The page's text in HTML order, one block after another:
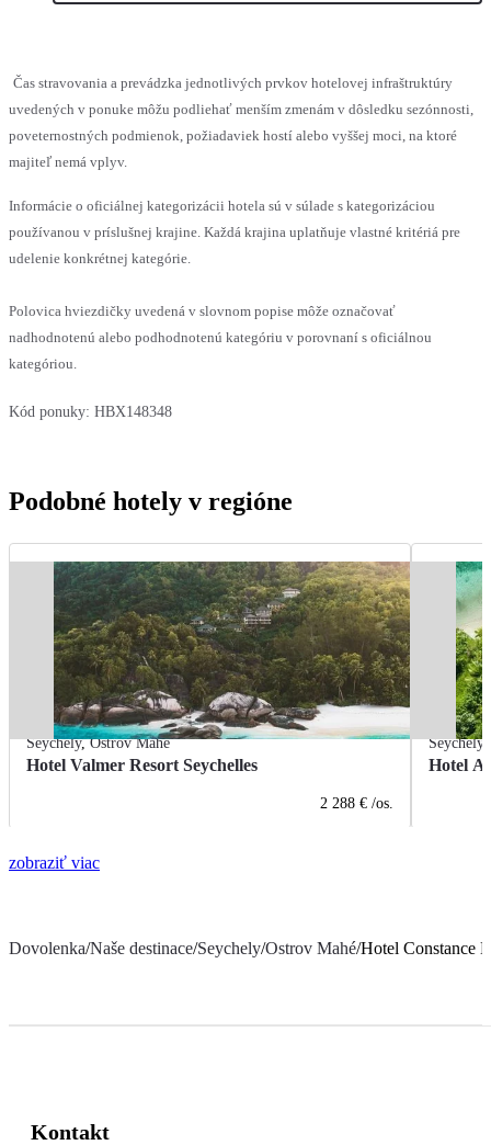
Čas stravovania a prevádzka jednotlivých prvkov hotelovej infraštruktúry
uvedených v ponuke môžu podliehať menším zmenám v dôsledku sezónnosti,
poveternostných podmienok, požiadaviek hostí alebo vyššej moci, na ktoré
majiteľ nemá vplyv.
Informácie o oficiálnej kategorizácii hotela sú v súlade s kategorizáciou
používanou v príslušnej krajine. Každá krajina uplatňuje vlastné kritériá pre
udelenie konkrétnej kategórie.
Polovica hviezdičky uvedená v slovnom popise môže označovať
nadhodnotenú alebo podhodnotenú kategóriu v porovnaní s oficiálnou
kategóriou.
Kód ponuky: HBX148348
Podobné hotely v regióne
Seychely,Ostrov Mahé
Hotel Valmer Resort Seychelles
2 288 € /os.
Seychely
Hotel
zobraziť viac
Dovolenka/Naše destinace/Seychely/Ostrov Mahé/Hotel Constance
Kontakt